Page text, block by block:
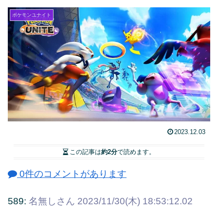
ポケモンユナイト
2023.12.03
この記事は約2分で読めます。
0件のコメントがあります
589: 名無しさん 2023/11/30(木) 18:53:12.02